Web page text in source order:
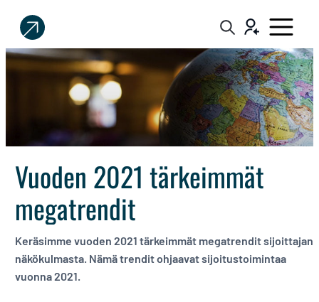
Sijoittaja.fi
Tee
parempia
sijoituspäätöksiä
Vuoden 2021 tärkeimmät
megatrendit
Keräsimme vuoden 2021 tärkeimmät megatrendit sijoittajan
näkökulmasta. Nämä trendit ohjaavat sijoitustoimintaa
vuonna 2021.